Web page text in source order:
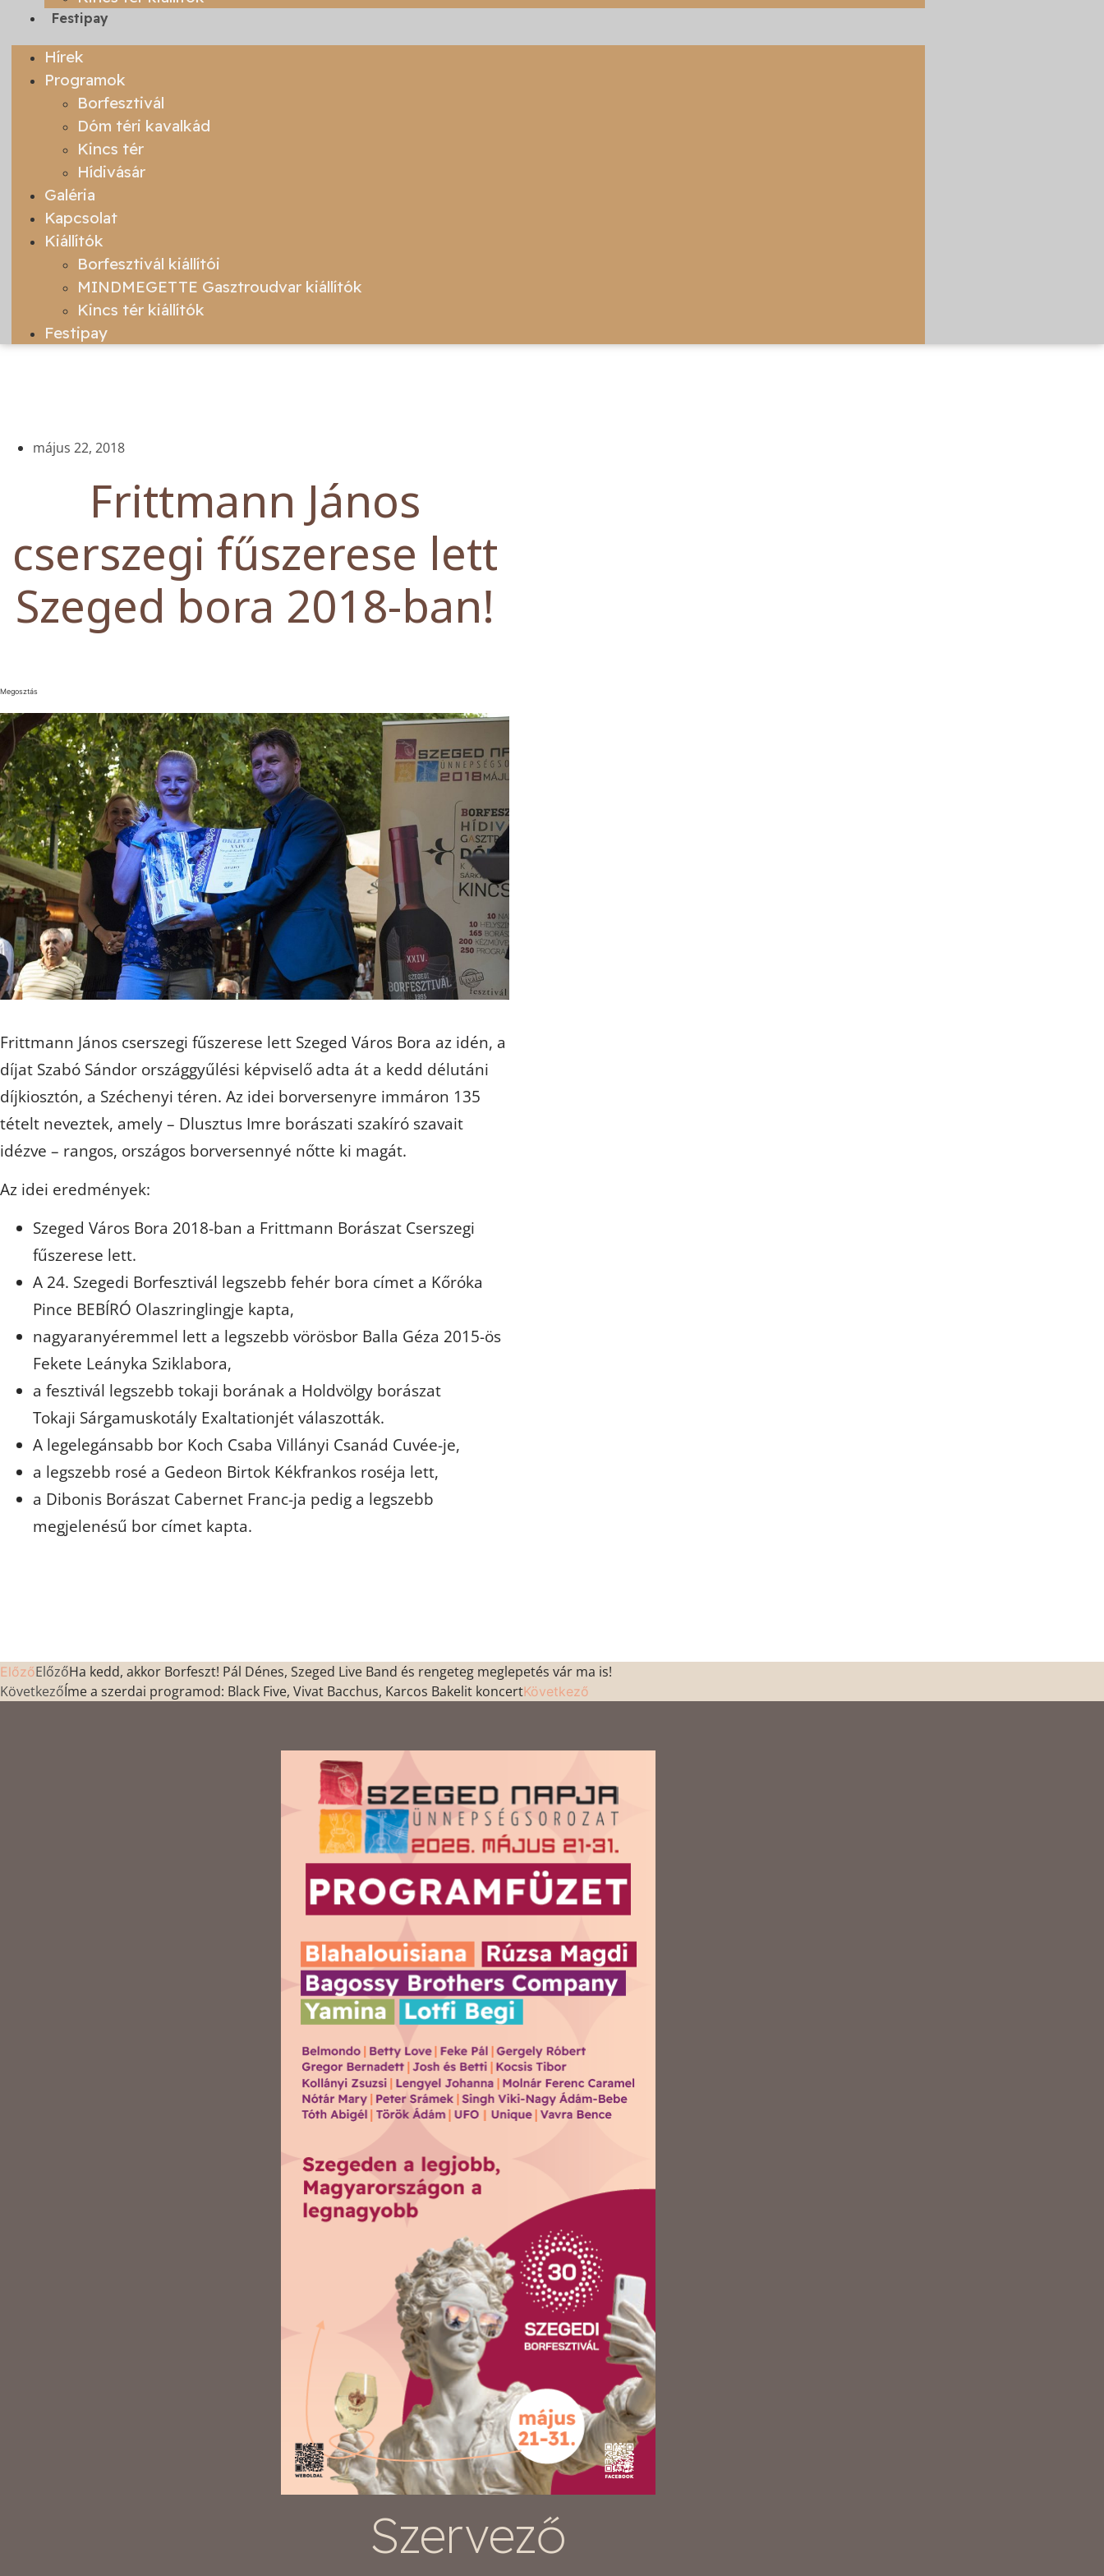
Festipay
Hírek
Programok
Borfesztivál
Dóm téri kavalkád
Kincs tér
Hídivásár
Galéria
Kapcsolat
Kiállítók
Borfesztivál kiállítói
MINDMEGETTE Gasztroudvar kiállítók
Kincs tér kiállítók
Festipay
május 22, 2018
Frittmann János
cserszegi fűszerese lett
Szeged bora 2018-ban!
Megosztás
Frittmann János cserszegi fűszerese lett Szeged Város Bora az idén, a
díjat Szabó Sándor országgyűlési képviselő adta át a kedd délutáni
díjkiosztón, a Széchenyi téren. Az idei borversenyre immáron 135
tételt neveztek, amely – Dlusztus Imre borászati szakíró szavait
idézve – rangos, országos borversennyé nőtte ki magát.
Az idei eredmények:
Szeged Város Bora 2018-ban a Frittmann Borászat Cserszegi
fűszerese lett.
A 24. Szegedi Borfesztivál legszebb fehér bora címet a Kőróka
Pince BEBÍRÓ Olaszringlingje kapta,
nagyaranyéremmel lett a legszebb vörösbor Balla Géza 2015-ös
Fekete Leányka Sziklabora,
a fesztivál legszebb tokaji borának a Holdvölgy borászat
Tokaji Sárgamuskotály Exaltationjét válaszották.
A legelegánsabb bor Koch Csaba Villányi Csanád Cuvée-je,
a legszebb rosé a Gedeon Birtok Kékfrankos roséja lett,
a Dibonis Borászat Cabernet Franc-ja pedig a legszebb
megjelenésű bor címet kapta.
ElőzőElőzőHa kedd, akkor Borfeszt! Pál Dénes, Szeged Live Band és rengeteg meglepetés vár ma is!
KövetkezőÍme a szerdai programod: Black Five, Vivat Bacchus, Karcos Bakelit koncertKövetkező
Szervező